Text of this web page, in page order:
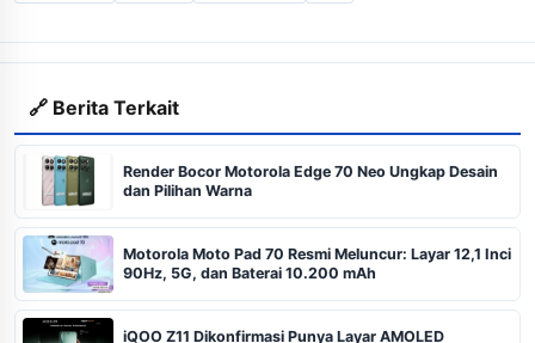
🔗 Berita Terkait
Render Bocor Motorola Edge 70 Neo Ungkap Desain
dan Pilihan Warna
Motorola Moto Pad 70 Resmi Meluncur: Layar 12,1 Inci
90Hz, 5G, dan Baterai 10.200 mAh
iQOO Z11 Dikonfirmasi Punya Layar AMOLED